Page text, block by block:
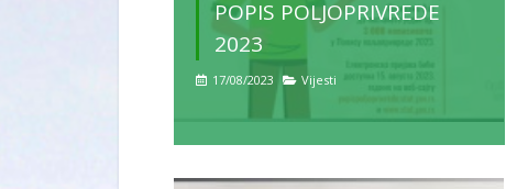
POPIS POLJOPRIVREDE
2023
17/08/2023 Vijesti